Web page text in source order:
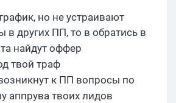
но не устраивают
в других ПП, то в обратись в
найдут оффер
твой траф
к ПП вопросы по
аппрува твоих лидов